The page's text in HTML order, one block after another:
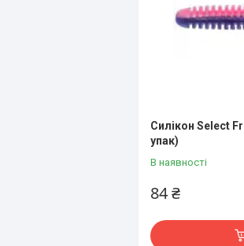
Силікон Select
упак)
В наявності
84 ₴